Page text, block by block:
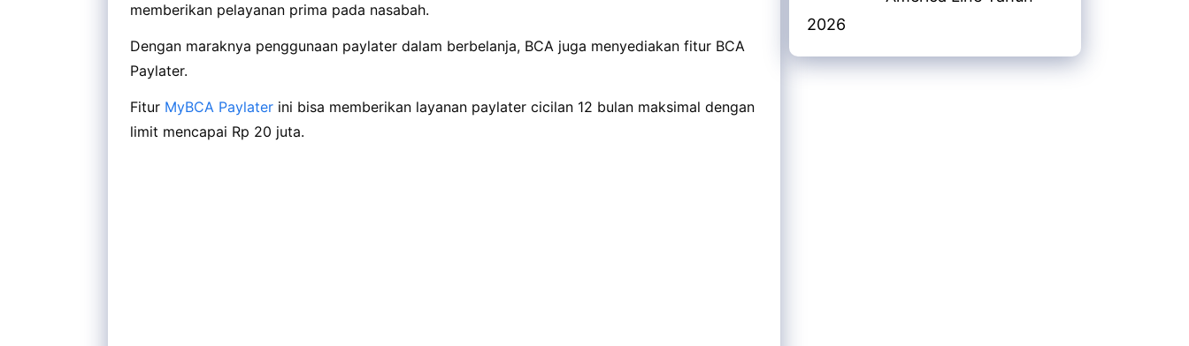
memberikan pelayanan prima pada nasabah.
Dengan maraknya penggunaan paylater dalam berbelanja, BCA juga menyediakan fitur BCA
Paylater.
Fitur MyBCA Paylater ini bisa memberikan layanan paylater cicilan 12 bulan maksimal dengan
limit mencapai Rp 20 juta.
2026